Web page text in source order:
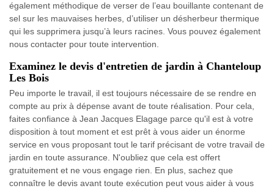
également méthodique de verser de l’eau bouillante contenant de
sel sur les mauvaises herbes, d’utiliser un désherbeur thermique
qui les supprimera jusqu’à leurs racines. Vous pouvez également
nous contacter pour toute intervention.
Examinez le devis d'entretien de jardin à Chanteloup
Les Bois
Peu importe le travail, il est toujours nécessaire de se rendre en
compte au prix à dépense avant de toute réalisation. Pour cela,
faites confiance à Jean Jacques Elagage parce qu'il est à votre
disposition à tout moment et est prêt à vous aider un énorme
service en vous proposant tout le tarif précisant de votre travail de
jardin en toute assurance. N'oubliez que cela est offert
gratuitement et ne vous engage rien. En plus, sachez que
connaître le devis avant toute exécution peut vous aider à vous